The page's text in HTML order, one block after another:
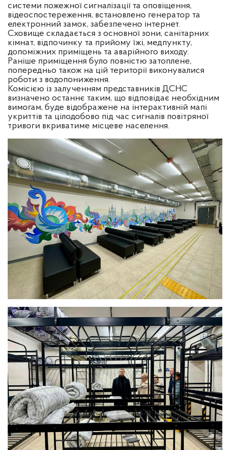
системи пожежної сигналізації та оповіщення,
відеоспостереження, встановлено генератор та
електронний замок, забезпечено інтернет.
Сховище складається з основної зони, санітарних
кімнат, відпочинку та прийому їжі, медпункту,
допоміжних приміщень та аварійного виходу.
Раніше приміщення було повністю затоплене,
попередньо також на цій території виконувалися
роботи з водопониження.
Комісією із залученням представників ДСНС
визначено останнє таким, що відповідає необхідним
вимогам, буде відображене на інтерактивній мапі
укриттів та цілодобово під час сигналів повітряної
тривоги вкриватиме місцеве населення.